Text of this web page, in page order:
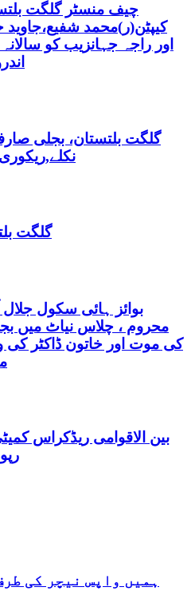
چیف منسٹر گلگت
کیپٹن(ر)محمد
اور راجہ جہانزیب کو
گلگت
بوائز ہائی سکول
محروم ، چلاس نیاٹ میں
کی موت اور خاتون ڈاکٹر کی
بین الاقوامی ریڈکراس
ہمیں واپس نیچر کی